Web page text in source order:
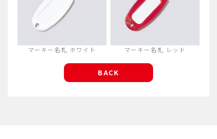
マーキー名札 ホワイト マーキー名札 レッド
BACK